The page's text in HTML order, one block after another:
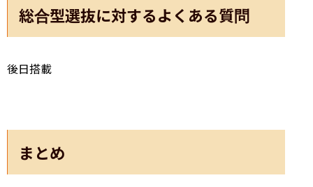
総合型選抜に対するよくある質問
後日搭載
まとめ